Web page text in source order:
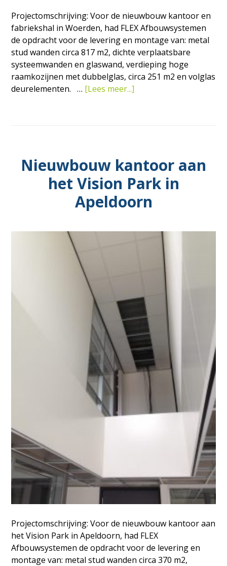
Projectomschrijving: Voor de nieuwbouw kantoor en
fabriekshal in Woerden, had FLEX Afbouwsystemen
de opdracht voor de levering en montage van: metal
stud wanden circa 817 m2, dichte verplaatsbare
systeemwanden en glaswand, verdieping hoge
raamkozijnen met dubbelglas, circa 251 m2 en volglas
deurelementen. … [Lees meer...]
Nieuwbouw kantoor aan
het Vision Park in
Apeldoorn
Projectomschrijving: Voor de nieuwbouw kantoor aan
het Vision Park in Apeldoorn, had FLEX
Afbouwsystemen de opdracht voor de levering en
montage van: metal stud wanden circa 370 m2,